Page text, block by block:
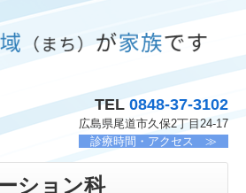
TEL 0848-37-3102
広島県尾道市久保2丁目24-17
診療時間・アクセス ≫
ション科